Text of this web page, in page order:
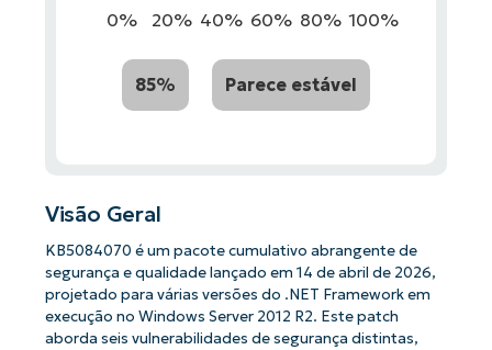
0% 20% 40% 60% 80% 100%
85% Parece estável
Visão Geral
KB5084070 é um pacote cumulativo abrangente de
segurança e qualidade lançado em 14 de abril de 2026,
projetado para várias versões do .NET Framework em
execução no Windows Server 2012 R2. Este patch
aborda seis vulnerabilidades de segurança distintas,